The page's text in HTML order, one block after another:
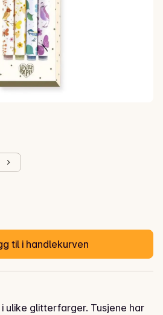
kr
til i handlekurven
ulike glitterfarger. Tusjene har